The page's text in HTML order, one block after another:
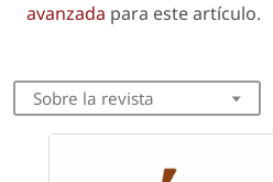
avanzada para este artículo.
Sobre la revista